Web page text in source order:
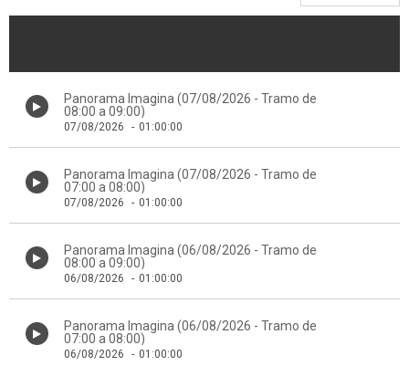
Panorama Imagina (07/08/2026 - Tramo de
08:00 a 09:00)
07/08/2026 - 01:00:00
Panorama Imagina (07/08/2026 - Tramo de
07:00 a 08:00)
07/08/2026 - 01:00:00
Panorama Imagina (06/08/2026 - Tramo de
08:00 a 09:00)
06/08/2026 - 01:00:00
Panorama Imagina (06/08/2026 - Tramo de
07:00 a 08:00)
06/08/2026 - 01:00:00